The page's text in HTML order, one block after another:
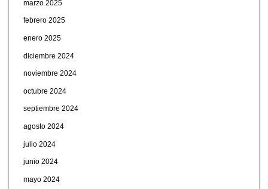
marzo 2025
febrero 2025
enero 2025
diciembre 2024
noviembre 2024
octubre 2024
septiembre 2024
agosto 2024
julio 2024
junio 2024
mayo 2024